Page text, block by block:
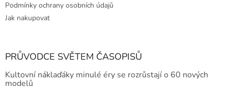
Podmínky ochrany osobních údajů
Jak nakupovat
PRŮVODCE SVĚTEM ČASOPISŮ
Kultovní náklaďáky minulé éry se rozrůstají o 60 nových
modelů